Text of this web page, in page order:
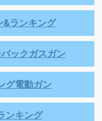
&ランキング
ックガスガン
グ電動ガン
ンキング